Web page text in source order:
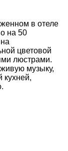
в отеле
на 50
цветовой
люстрами.
музыку,
кухней,